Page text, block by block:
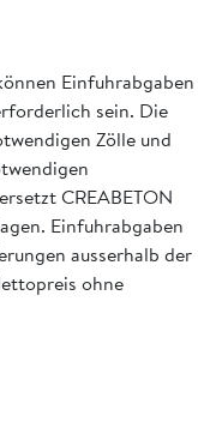
Einfuhrabgaben
sein. Die
Zölle und
CREABETON
Einfuhrabgaben
ausserhalb der
ohne